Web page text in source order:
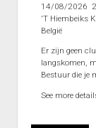
14/08/2026
'T Hiembeiks
België
Er zijn geen
langskomen,
Bestuur die je
See more